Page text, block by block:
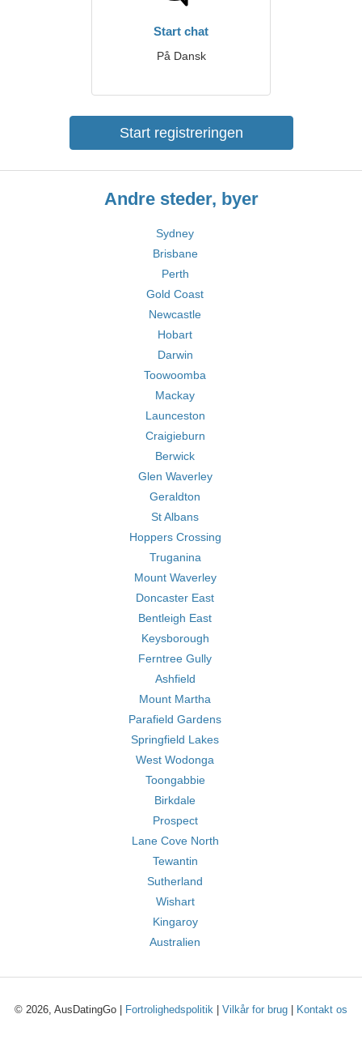
Start chat
På Dansk
Start registreringen
Andre steder, byer
Sydney
Brisbane
Perth
Gold Coast
Newcastle
Hobart
Darwin
Toowoomba
Mackay
Launceston
Craigieburn
Berwick
Glen Waverley
Geraldton
St Albans
Hoppers Crossing
Truganina
Mount Waverley
Doncaster East
Bentleigh East
Keysborough
Ferntree Gully
Ashfield
Mount Martha
Parafield Gardens
Springfield Lakes
West Wodonga
Toongabbie
Birkdale
Prospect
Lane Cove North
Tewantin
Sutherland
Wishart
Kingaroy
Australien
© 2026, AusDatingGo | Fortrolighedspolitik Vilkår for brug Kontakt os